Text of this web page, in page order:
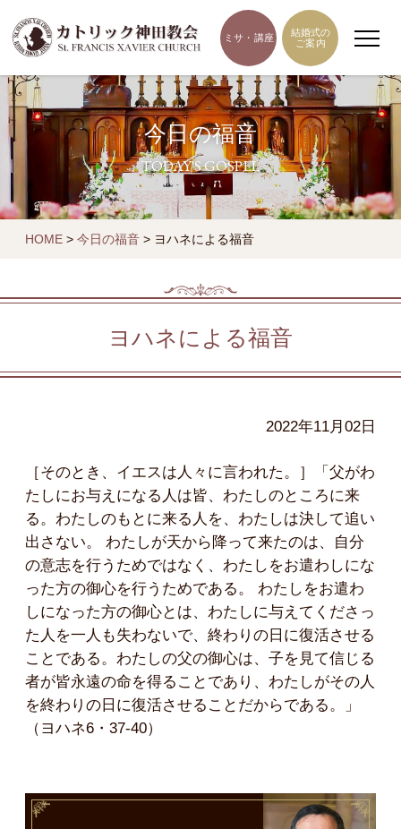
ミサ・講座
結婚式の
ご案内
今日の福音
TODAY'S GOSPEL
HOME > 今日の福音 > ヨハネによる福音
ヨハネによる福音
2022年11月02日
［そのとき、イエスは人々に言われた。］「父がわ
たしにお与えになる人は皆、わたしのところに来
る。わたしのもとに来る人を、わたしは決して追い
出さない。 わたしが天から降って来たのは、自分
の意志を行うためではなく、わたしをお遣わしにな
った方の御心を行うためである。 わたしをお遣わ
しになった方の御心とは、わたしに与えてくださっ
た人を一人も失わないで、終わりの日に復活させる
ことである。わたしの父の御心は、子を見て信じる
者が皆永遠の命を得ることであり、わたしがその人
を終わりの日に復活させることだからである。」
（ヨハネ6・37-40）